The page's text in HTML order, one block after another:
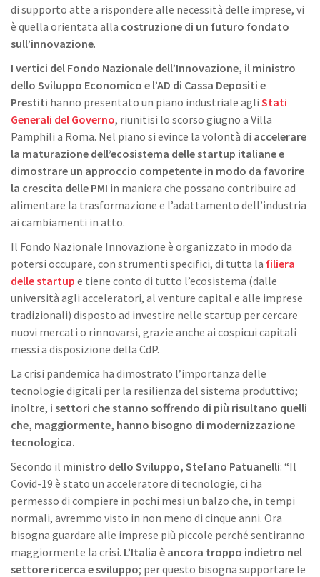
di supporto atte a rispondere alle necessità delle imprese, vi
è quella orientata alla costruzione di un futuro fondato
sull’innovazione.
I vertici del Fondo Nazionale dell’Innovazione, il ministro
dello Sviluppo Economico e l’AD di Cassa Depositi e
Prestiti hanno presentato un piano industriale agli Stati
Generali del Governo, riunitisi lo scorso giugno a Villa
Pamphili a Roma. Nel piano si evince la volontà di accelerare
la maturazione dell’ecosistema delle startup italiane e
dimostrare un approccio competente in modo da favorire
la crescita delle PMI in maniera che possano contribuire ad
alimentare la trasformazione e l’adattamento dell’industria
ai cambiamenti in atto.
Il Fondo Nazionale Innovazione è organizzato in modo da
potersi occupare, con strumenti specifici, di tutta la filiera
delle startup e tiene conto di tutto l’ecosistema (dalle
università agli acceleratori, al venture capital e alle imprese
tradizionali) disposto ad investire nelle startup per cercare
nuovi mercati o rinnovarsi, grazie anche ai cospicui capitali
messi a disposizione della CdP.
La crisi pandemica ha dimostrato l’importanza delle
tecnologie digitali per la resilienza del sistema produttivo;
inoltre, i settori che stanno soffrendo di più risultano quelli
che, maggiormente, hanno bisogno di modernizzazione
tecnologica.
Secondo il ministro dello Sviluppo, Stefano Patuanelli: “Il
Covid-19 è stato un acceleratore di tecnologie, ci ha
permesso di compiere in pochi mesi un balzo che, in tempi
normali, avremmo visto in non meno di cinque anni. Ora
bisogna guardare alle imprese più piccole perché sentiranno
maggiormente la crisi. L’Italia è ancora troppo indietro nel
settore ricerca e sviluppo; per questo bisogna supportare le